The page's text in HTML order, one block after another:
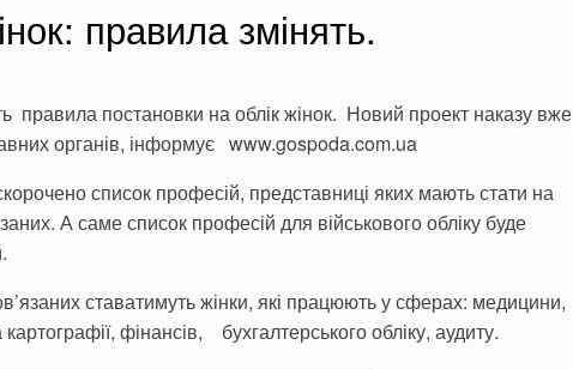
правила змінять.
правила постановки на облік жінок. Новий проект наказу вже
органів, інформує www.gospoda.com.ua
список професій, представниці яких мають стати на
А саме список професій для військового обліку буде
ставатимуть жінки, які працюють у сферах: медицини,
фінансів, бухгалтерського обліку, аудиту.